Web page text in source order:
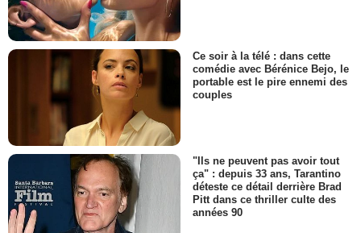
Ce soir à la télé : dans cette
comédie avec Bérénice Bejo, le
portable est le pire ennemi des
couples
"Ils ne peuvent pas avoir tout
ça" : depuis 33 ans, Tarantino
déteste ce détail derrière Brad
Pitt dans ce thriller culte des
années 90